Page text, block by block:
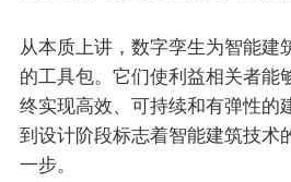
从本质上讲，数字孪生为智能建
的工具包。它们使利益相关者能
终实现高效、可持续和有弹性的
到设计阶段标志着智能建筑技术
一步。